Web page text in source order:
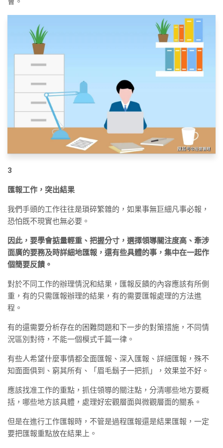
3
匯報工作，突出結果
我們手頭的工作往往是瑣碎繁雜的，如果事無巨細凡事必報，
恐怕既不現實也無必要。
因此，要學會掂量輕重、把握分寸，選擇領導關注度高、牽涉
面廣的要務及時詳細地匯報，還有些具體的事，集中在一起作
個簡要反饋。
對於不同工作的辦理情況和結果，匯報反饋的內容應該有所側
重，有的只需匯報辦理的結果，有的需要匯報處理的方法進
程。
有的還需要分析存在的困難問題和下一步的對策措施，不同情
況區別對待，不能一個模式千篇一律。
有些人希望什麼事情都全面匯報、深入匯報、詳細匯報，殊不
知面面俱到、窮其所有、「眉毛鬍子一把抓」，效果並不好。
應該找准工作的重點，抓住領導的關注點，分清哪些地方要概
括，哪些地方該具體，處理好宏觀層面與微觀層面的關系。
但是在進行工作匯報時，不管是過程匯報還是結果匯報，一定
要把匯報重點放在結果上。